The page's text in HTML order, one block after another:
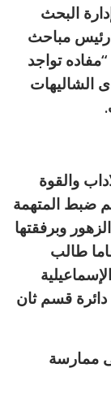
البحث
رئيس مباحث
تواجد
الشاليهات
والقوة
ضبط المتهمة
حى الزهور وبرفقتها
“عبدالرحمن .م . ص”17 عاما طالب
ومقيم دائرة قسم ثان
ممارسة